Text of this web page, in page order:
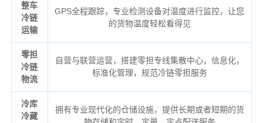
整车
冷链
运输
GPS全程跟踪，专业检测设备对温度进行监控，让您
的货物温度轻松看得见
零担
冷链
物流
自营与联营运营，搭建零担专线集散中心，信息化，
标准化管理，规范冷链零担服务
冷库
冷藏
拥有专业现代化的仓储设施，提供长期或者短期的货